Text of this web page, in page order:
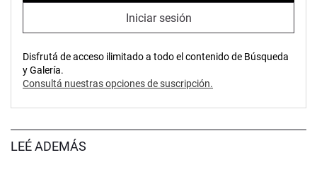
Iniciar sesión
Disfrutá de acceso ilimitado a todo el contenido de Búsqueda
y Galería.
Consultá nuestras opciones de suscripción.
LEÉ ADEMÁS